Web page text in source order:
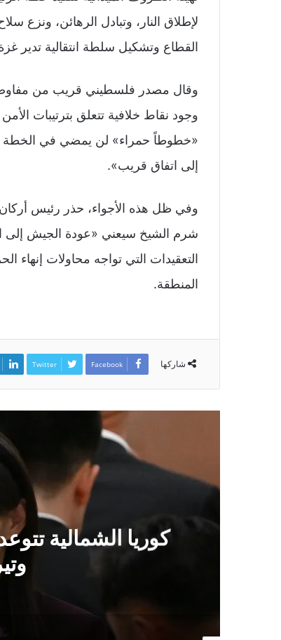
لإطلاق النار، وتبادل الرهائن، ونزع
القطاع وتشكيل سلطة انتقالية تدير
وقال مصدر فلسطيني قريب من
وجود نقاط خلافية تتعلق بترتيبات
«خطوطاً حمراء» لن يمضي في الخطة دون
إلى اتفاق قريب».
وفي ظل هذه الأجواء، حذر رئيس
شرم الشيخ سيعني «عودة الجيش إلى
التعقيدات التي تواجه محاولات
المنطقة.
شاركها Facebook
Twitter
كوريا الشمالية